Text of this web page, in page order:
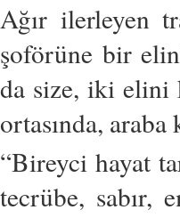
Ağır ilerleyen
şoförüne bir
da size, iki elini
ortasında,
“Bireyci hayat
tecrübe, sabır,